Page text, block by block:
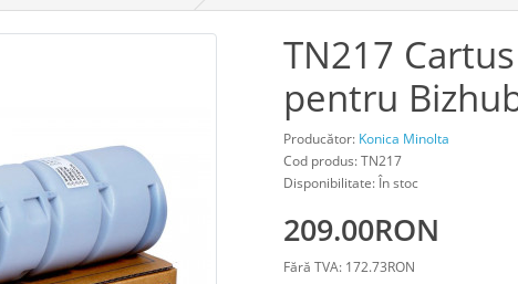
TN217
pentru
Producător: Konica Minolta
Cod produs: TN217
Disponibilitate: În stoc
209.00RON
Fără TVA: 172.73RON